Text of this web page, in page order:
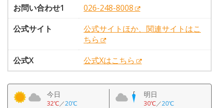
お問い合わせ1
026-248-8008
公式サイト
公式サイトほか、関連サイトはこ
ちら
公式X
公式Xはこちら
今日
32℃／20℃
明日
30℃／20℃